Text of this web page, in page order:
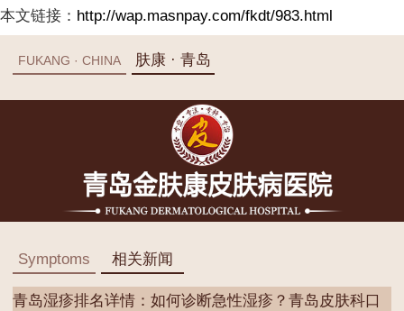
本文链接： http://wap.masnpay.com/fkdt/983.html
FUKANG · CHINA 肤康 · 青岛
Symptoms 相关新闻
青岛湿疹排名详情：如何诊断急性湿疹？青岛皮肤科口